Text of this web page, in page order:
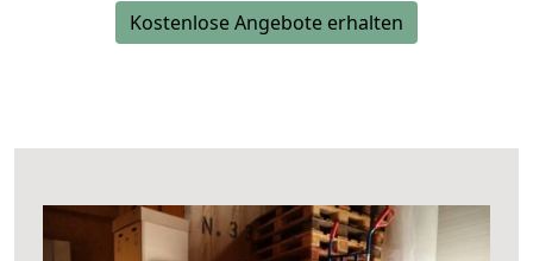
Kostenlose Angebote erhalten